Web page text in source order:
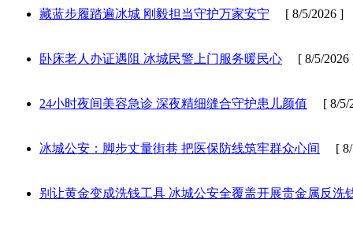
藏蓝步履踏遍冰城 刚毅担当守护万家安宁 [ 8/5/2026 ]
卧床老人办证遇阻 冰城民警上门服务暖民心 [ 8/5/2026
24小时夜间美容急诊 深夜精细缝合守护患儿颜值 [ 8/5/
冰城公安：脚步丈量街巷 把医保防线筑牢群众心间 [ 8/
别让黄金变成洗钱工具 冰城公安全覆盖开展贵金属反洗